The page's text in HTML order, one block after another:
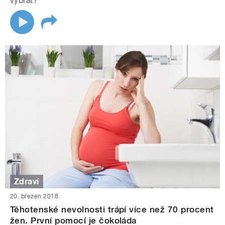
Zdraví
20. březen 2018
Těhotenské nevolnosti trápí více než 70 procent
žen. První pomocí je čokoláda